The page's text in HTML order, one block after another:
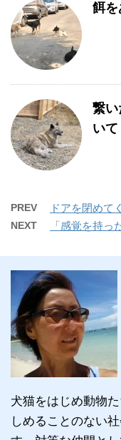
餌を
繋い
いて
PREV ドアを閉めて
NEXT 「感覚を持
犬猫をはじめ動物
しめることのない